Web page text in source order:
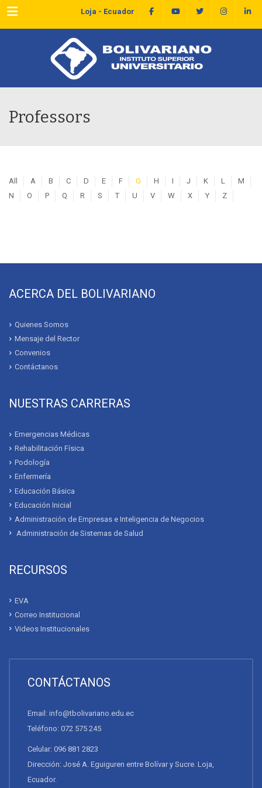
Menu Loja - Ecuador
Professors
All A B C D E F G H I J K L
M
N
O P Q R S T U V W X Y Z
ACERCA DEL BOLIVARIANO
Quienes Somos
Mensaje del Rector
Convenios
Contáctanos
NUESTRAS CARRERAS
Emergencias Médicas
Rehabilitación Física
Podología
Enfermería
Educación Básica
Educación Inicial
Administración de Empresas e Inteligencia de Negocios
Administración de Sistemas de Salud
RECURSOS
EVA
Correo Institucional
Videos Institucionales
CONTÁCTANOS
Email: info@tbolivariano.edu.ec
Teléfono: 072 575 245
Celular: 096 881 2823
Dirección: José A. Eguiguren entre Bolívar y Sucre. Loja,
Ecuador.